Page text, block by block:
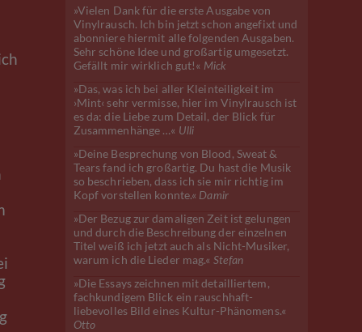
»Vielen Dank für die erste Ausgabe von
Vinylrausch. Ich bin jetzt schon angefixt und
abonniere hiermit alle folgenden Ausgaben.
Sehr schöne Idee und großartig umgesetzt.
Gefällt mir wirklich gut!« Mick
»Das, was ich bei aller Kleinteiligkeit im
›Mint‹ sehr vermisse, hier im Vinylrausch ist
es da: die Liebe zum Detail, der Blick für
Zusammenhänge …« Ulli
»Deine Besprechung von Blood, Sweat &
Tears fand ich großartig. Du hast die Musik
so beschrieben, dass ich sie mir richtig im
Kopf vorstellen konnte.« Damir
»Der Bezug zur damaligen Zeit ist gelungen
und durch die Beschreibung der einzelnen
Titel weiß ich jetzt auch als Nicht-Musiker,
warum ich die Lieder mag.« Stefan
»Die Essays zeichnen mit detailliertem,
fachkundigem Blick ein rauschhaft-
liebevolles Bild eines Kultur-Phänomens.«
Otto